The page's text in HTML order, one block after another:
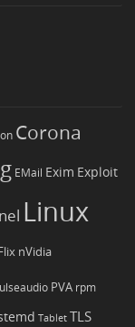
Corona
EMail Exim Exploit
Linux
nVidia
PVA rpm
Tablet TLS